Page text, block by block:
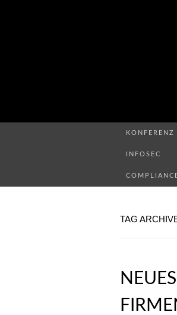
KONFERENZ
INFOSEC
TAG